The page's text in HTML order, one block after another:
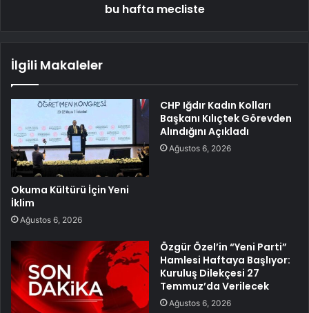
bu hafta mecliste
İlgili Makaleler
Okuma Kültürü İçin Yeni
İklim
Ağustos 6, 2026
CHP Iğdır Kadın Kolları
Başkanı Kılıçtek Görevden
Alındığını Açıkladı
Ağustos 6, 2026
Özgür Özel’in “Yeni Parti”
Hamlesi Haftaya Başlıyor:
Kuruluş Dilekçesi 27
Temmuz’da Verilecek
Ağustos 6, 2026